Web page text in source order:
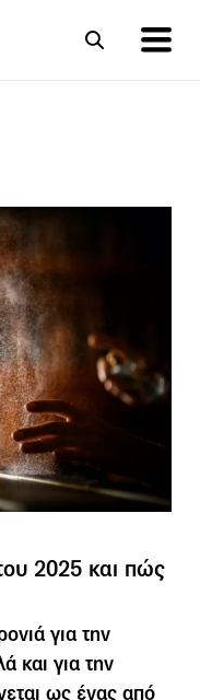
2025 και πώς
για την
και για την
ως ένας από